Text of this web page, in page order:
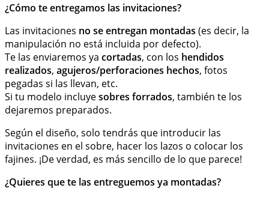
¿Cómo te entregamos las invitaciones?
Las invitaciones no se entregan montadas (es decir, la
manipulación no está incluida por defecto).
Te las enviaremos ya cortadas, con los hendidos
realizados, agujeros/perforaciones hechos, fotos
pegadas si las llevan, etc.
Si tu modelo incluyesobres forrados, también te los
dejaremos preparados.
Según el diseño, solo tendrás que introducir las
invitaciones en el sobre, hacer los lazos o colocar los
fajines. ¡De verdad, es más sencillo de lo que parece!
¿Quieres que te las entreguemos ya montadas?